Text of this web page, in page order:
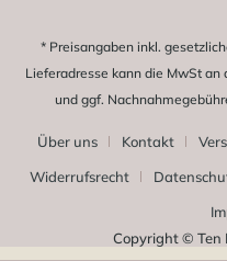
* Preisangaben inkl.
Lieferadresse kann die MwSt an
und ggf.
Über uns Kontakt
Widerrufsrecht
Copyright © Ten